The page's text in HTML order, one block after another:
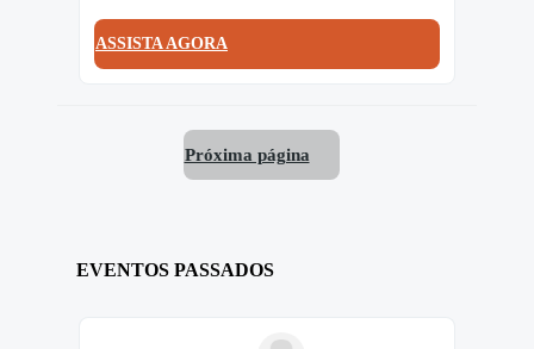
ASSISTA AGORA
Próxima página
EVENTOS PASSADOS